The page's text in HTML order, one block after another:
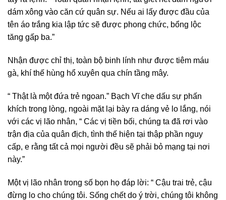
dám xông vào căn cứ quân sự. Nếu ai lấy được đầu của
tên áo trắng kia lập tức sẽ được phong chức, bổng lộc
tăng gấp ba.”
Nhận được chỉ thị, toàn bộ binh lính như được tiêm máu
gà, khí thế hùng hổ xuyên qua chín tầng mây.
“ Thật là một đứa trẻ ngoan.” Bạch Vĩ che dấu sự phấn
khích trong lòng, ngoài mặt lại bày ra dáng vẻ lo lắng, nói
với các vị lão nhân, “ Các vị tiền bối, chúng ta đã rơi vào
trận địa của quân địch, tình thế hiện tại thập phần nguy
cấp, e rằng tất cả mọi người đều sẽ phải bỏ mạng tại nơi
này.”
Một vị lão nhân trong số bọn họ đáp lời: “ Cậu trai trẻ, cậu
đừng lo cho chúng tôi. Sống chết do ý trời, chúng tôi không